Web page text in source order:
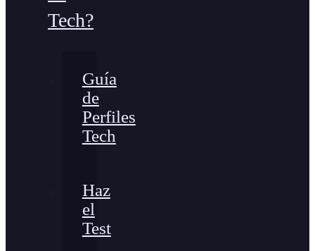
Tech?
Guía
de
Perfiles
Tech
Haz
el
Test